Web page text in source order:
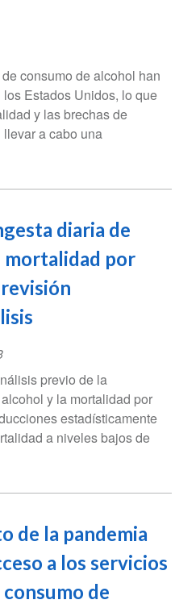
consumo de alcohol han
Estados Unidos, lo que
y las brechas de
a cabo una
diaria de
mortalidad por
previo de la
y la mortalidad por
estadísticamente
a niveles bajos de
de la pandemia
a los servicios
de